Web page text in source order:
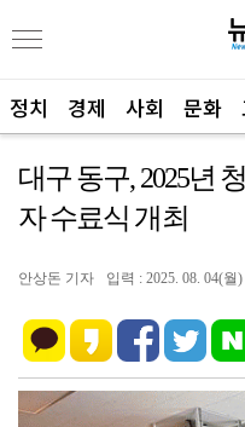
정치 경제 사회 문화
대구 동구, 2025년
자 수료식 개최
안상돈 기자 입력 : 2025. 08. 04(월)